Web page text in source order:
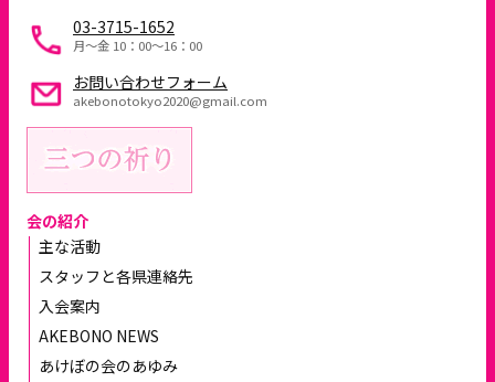
03-3715-1652
月～金 10：00〜16：00
お問い合わせフォーム
akebonotokyo2020@gmail.com
会の紹介
主な活動
スタッフと各県連絡先
入会案内
AKEBONO NEWS
あけぼの会のあゆみ